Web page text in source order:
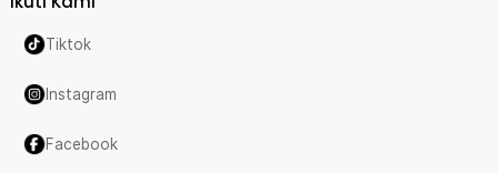
Tiktok
Instagram
Facebook